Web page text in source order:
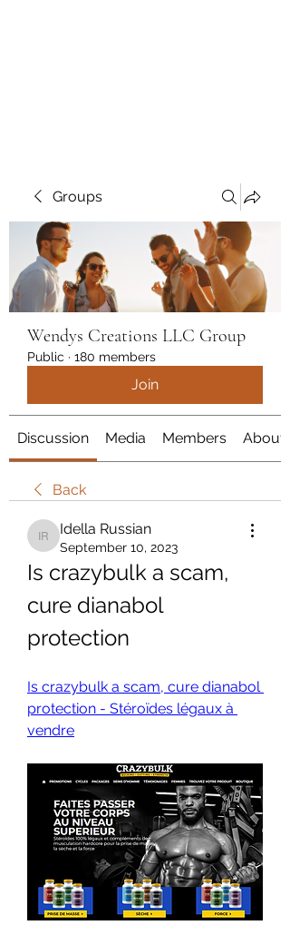
Groups
Wendys Creations LLC Group
Public · 180 members
Join
Discussion Media Members About
Back
Idella Russian
Idella Russian
September 10, 2023
Is crazybulk a scam,
cure dianabol
protection
Is crazybulk a scam, cure dianabol
protection - Stéroïdes légaux à
vendre